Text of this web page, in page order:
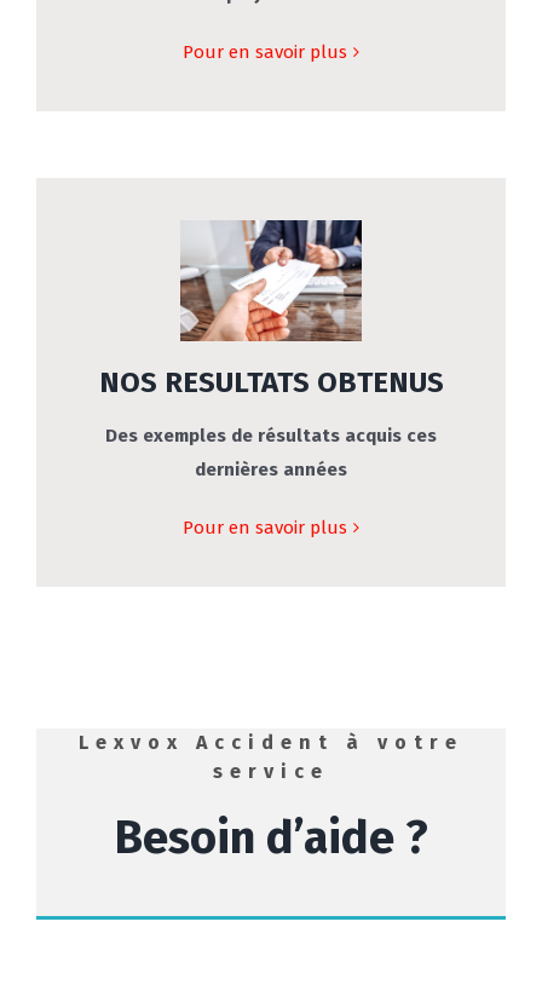
Pour en savoir plus
NOS RESULTATS OBTENUS
Des exemples de résultats acquis ces
dernières années
Pour en savoir plus
Lexvox Accident à votre
service
Besoin d’aide ?